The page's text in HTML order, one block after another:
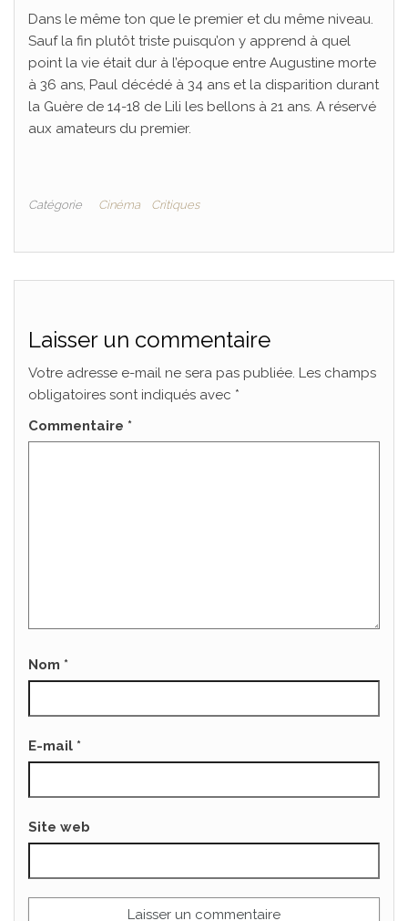
Dans le même ton que le premier et du même niveau.
Sauf la fin plutôt triste puisqu’on y apprend à quel
point la vie était dur à l’époque entre Augustine morte
à 36 ans, Paul décédé à 34 ans et la disparition durant
la Guère de 14-18 de Lili les bellons à 21 ans. A réservé
aux amateurs du premier.
Catégorie Cinéma Critiques
Laisser un commentaire
Votre adresse e-mail ne sera pas publiée. Les champs
obligatoires sont indiqués avec *
Commentaire *
Nom *
E-mail *
Site web